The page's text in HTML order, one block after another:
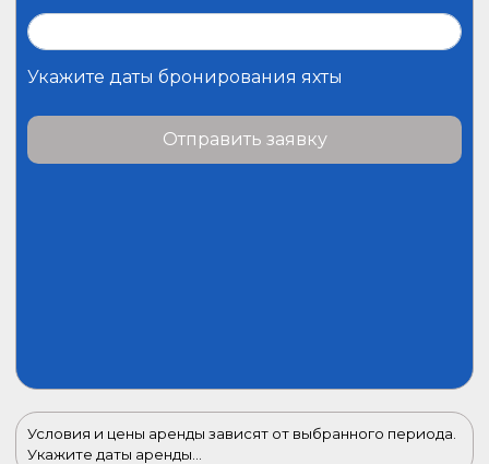
Укажите даты бронирования яхты
Отправить заявку
Условия и цены аренды зависят от выбранного периода.
Укажите даты аренды...